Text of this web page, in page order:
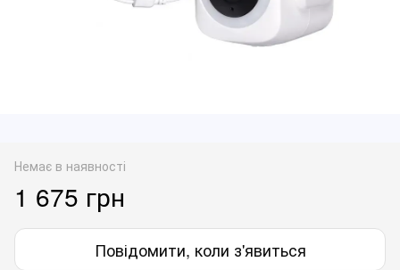
Немає в наявності
1 675 грн
Повідомити, коли з'явиться